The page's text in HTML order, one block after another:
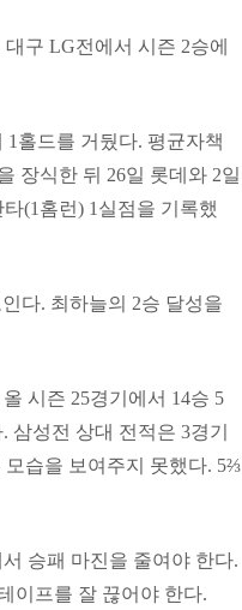
구 LG전에서 시즌 2승에
홀드를 거뒀다. 평균자책
장식한 뒤 26일 롯데와 2일
(1홈런) 1실점을 기록했
다. 최하늘의 2승 달성을
시즌 25경기에서 14승 5
성전 상대 전적은 3경기
모습을 보여주지 못했다. 5⅔
승패 마진을 줄여야 한다.
이프를 잘 끊어야 한다.